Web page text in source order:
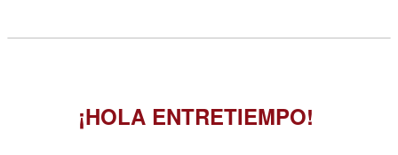
¡HOLA ENTRETIEMPO!